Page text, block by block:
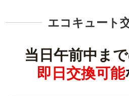
エコキュート
当日午前中ま
即日交換可能